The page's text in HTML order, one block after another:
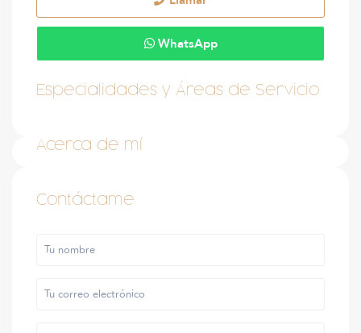
WhatsApp
Especialidades y Áreas de Servicio
Acerca de mí
Contáctame